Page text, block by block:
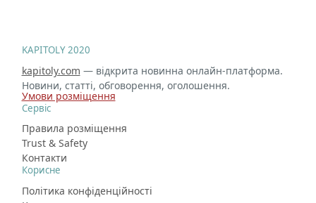
KAPITOLY 2020
kapitoly.com — відкрита новинна онлайн-платформа.
Новини, статті, обговорення, оголошення.
Умови розміщення
Сервіс
Правила розміщення
Trust & Safety
Контакти
Корисне
Політика конфіденційності